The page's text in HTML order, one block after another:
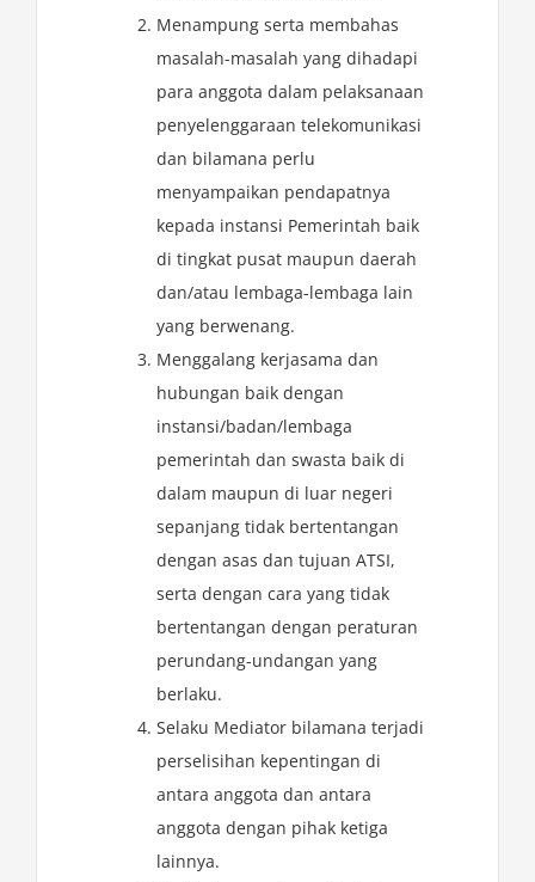
Menampung serta membahas
masalah-masalah yang dihadapi
para anggota dalam pelaksanaan
penyelenggaraan telekomunikasi
dan bilamana perlu
menyampaikan pendapatnya
kepada instansi Pemerintah baik
di tingkat pusat maupun daerah
dan/atau lembaga-lembaga lain
yang berwenang.
Menggalang kerjasama dan
hubungan baik dengan
instansi/badan/lembaga
pemerintah dan swasta baik di
dalam maupun di luar negeri
sepanjang tidak bertentangan
dengan asas dan tujuan ATSI,
serta dengan cara yang tidak
bertentangan dengan peraturan
perundang-undangan yang
berlaku.
Selaku Mediator bilamana terjadi
perselisihan kepentingan di
antara anggota dan antara
anggota dengan pihak ketiga
lainnya.